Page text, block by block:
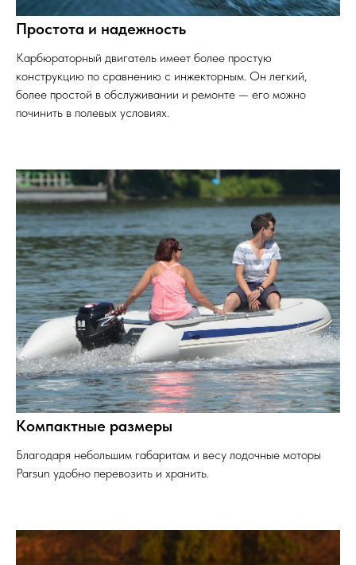
Простота и надежность
Карбюраторный двигатель имеет более простую
конструкцию по сравнению с инжекторным. Он легкий,
более простой в обслуживании и ремонте — его можно
починить в полевых условиях.
Компактные размеры
Благодаря небольшим габаритам и весу лодочные моторы
Parsun удобно перевозить и хранить.